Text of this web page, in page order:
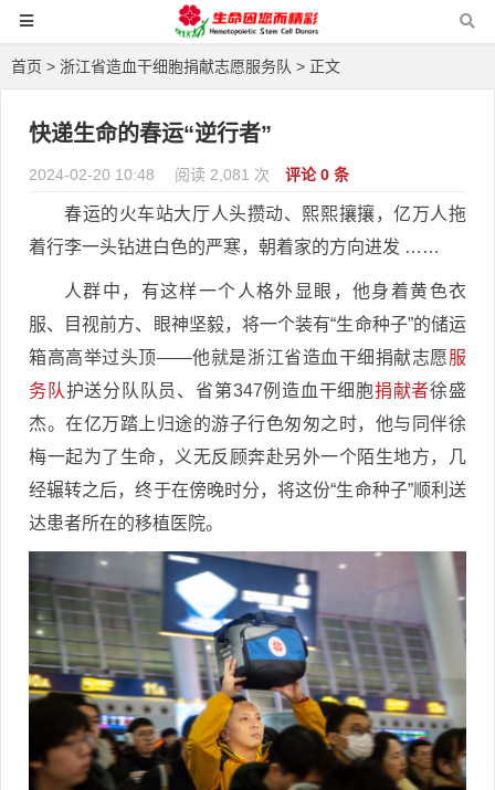
首页 > 浙江省造血干细胞捐献志愿服务队 > 正文
快递生命的春运“逆行者”
2024-02-20 10:48 阅读 2,081 次 评论 0 条
春运的火车站大厅人头攒动、熙熙攘攘，亿万人拖
着行李一头钻进白色的严寒，朝着家的方向进发 ……
人群中，有这样一个人格外显眼，他身着黄色衣
服、目视前方、眼神坚毅，将一个装有“生命种子”的储运
箱高高举过头顶——他就是浙江省造血干细捐献志愿服
务队护送分队队员、省第347例造血干细胞捐献者徐盛
杰。在亿万踏上归途的游子行色匆匆之时，他与同伴徐
梅一起为了生命，义无反顾奔赴另外一个陌生地方，几
经辗转之后，终于在傍晚时分，将这份“生命种子”顺利送
达患者所在的移植医院。